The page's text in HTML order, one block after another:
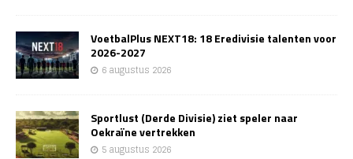
VoetbalPlus NEXT18: 18 Eredivisie talenten voor
2026-2027
6 augustus 2026
Sportlust (Derde Divisie) ziet speler naar
Oekraïne vertrekken
5 augustus 2026